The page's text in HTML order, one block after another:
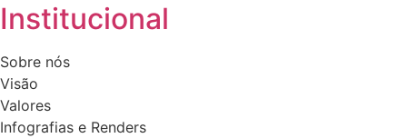
Institucional
Sobre nós
Visão
Valores
Infografias e Renders